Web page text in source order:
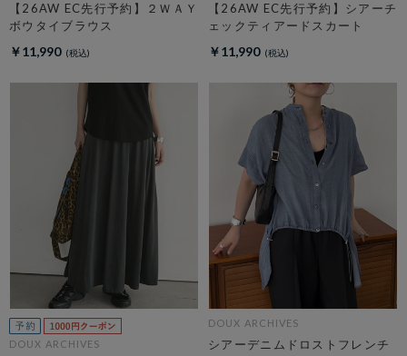
【26AW EC先行予約】２ＷＡＹ
ボウタイブラウス
￥11,990
【26AW EC先行予約】シアーチ
ェックティアードスカート
￥11,990
DOUX ARCHIVES
DOUX ARCHIVES
シアーデニムドロストフレンチ